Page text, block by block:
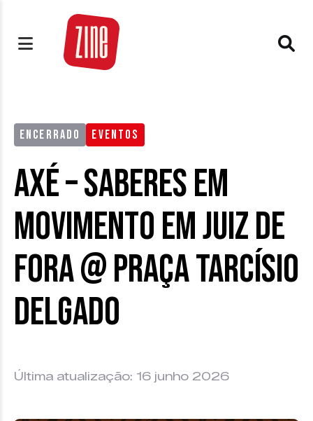
ENCERRADO EVENTOS
Axé – Saberes em
Movimento em Juiz de
Fora @ Praça Tarcísio
Delgado
Última atualização: 16 junho 2026